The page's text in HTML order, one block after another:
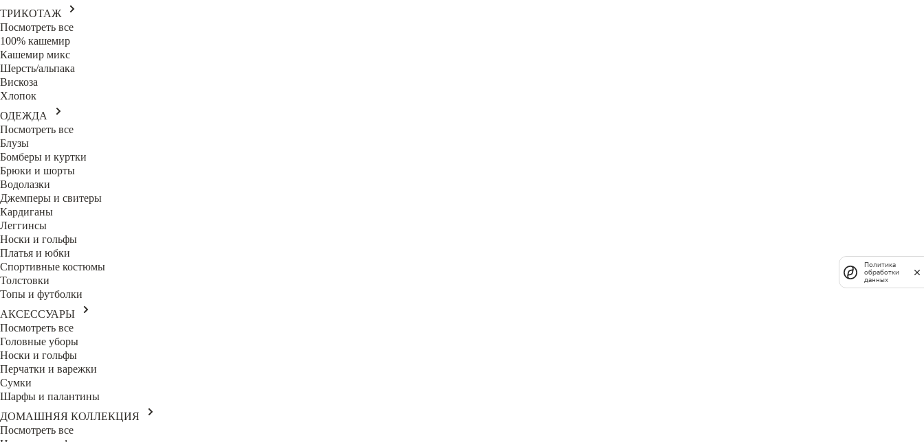
ТРИКОТАЖ
Посмотреть все
100% кашемир
Кашемир микс
Шерсть/альпака
Вискоза
Хлопок
ОДЕЖДА
Посмотреть все
Блузы
Бомберы и куртки
Брюки и шорты
Водолазки
Джемперы и свитеры
Кардиганы
Леггинсы
Носки и гольфы
Платья и юбки
Спортивные костюмы
Толстовки
Топы и футболки
АКСЕССУАРЫ
Посмотреть все
Головные уборы
Носки и гольфы
Перчатки и варежки
Сумки
Шарфы и палантины
ДОМАШНЯЯ КОЛЛЕКЦИЯ
Посмотреть все
Политика
обработки
данных